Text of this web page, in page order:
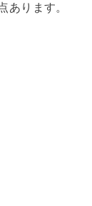
あります。